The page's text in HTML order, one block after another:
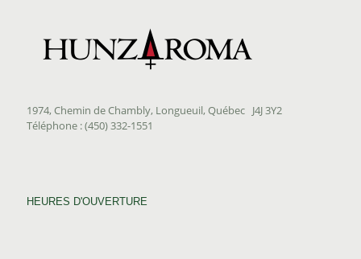
1974, Chemin de Chambly, Longueuil, Québec J4J 3Y2
Téléphone : (450) 332-1551
HEURES D'OUVERTURE